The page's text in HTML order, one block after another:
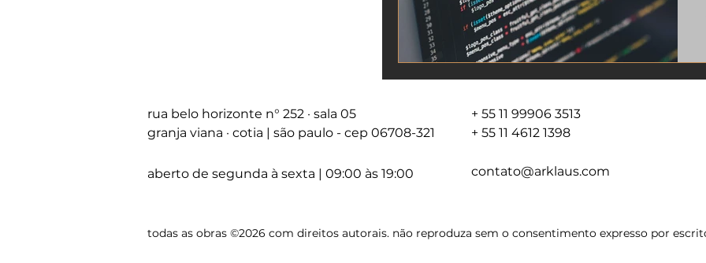
rua belo horizonte n° 252 · sala 05
granja viana · cotia | são paulo - cep 06708-321
+ 55 11 99906 3513
+ 55 11 4612 1398
aberto de segunda à sexta | 09:00 às 19:00 contato@arklaus.com
todas as obras ©2026 com direitos autorais. não reproduza sem o consentimento expresso por